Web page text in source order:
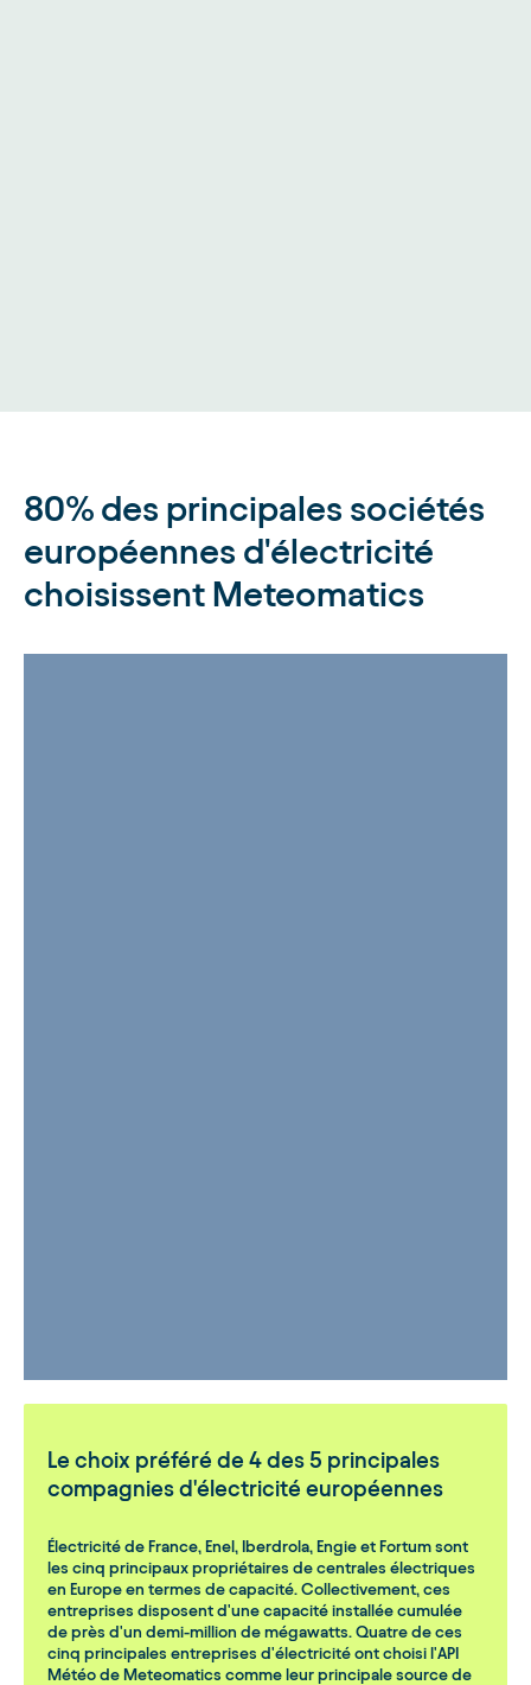
80% des principales sociétés
européennes d'électricité
choisissent Meteomatics
Le choix préféré de 4 des 5 principales
compagnies d'électricité européennes
Électricité de France, Enel, Iberdrola, Engie et Fortum sont
les cinq principaux propriétaires de centrales électriques
en Europe en termes de capacité. Collectivement, ces
entreprises disposent d'une capacité installée cumulée
de près d'un demi-million de mégawatts. Quatre de ces
cinq principales entreprises d'électricité ont choisi l'API
Météo de Meteomatics comme leur principale source de